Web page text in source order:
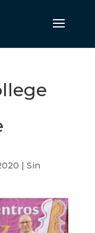
| Sin